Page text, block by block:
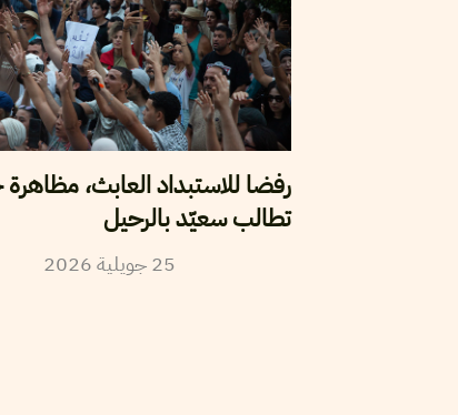
رفضا للاستبداد العابث،
تطالب سعيّد بالرحيل
25جويلية2026